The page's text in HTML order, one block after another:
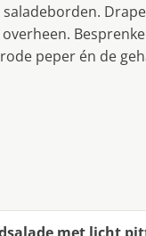
saladeborden.
peper én de